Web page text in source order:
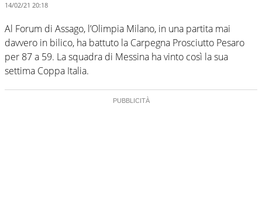
14/02/21 20:18
Al Forum di Assago, l’Olimpia Milano, in una partita mai
davvero in bilico, ha battuto la Carpegna Prosciutto Pesaro
per 87 a 59. La squadra di Messina ha vinto così la sua
settima Coppa Italia.